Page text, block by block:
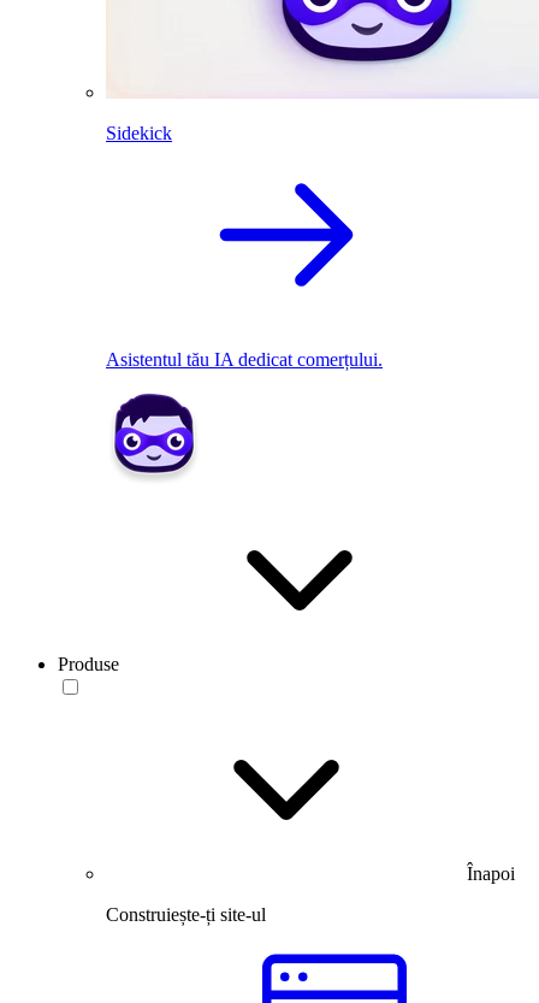
Sidekick
Asistentul tău IA dedicat comerțului.
Produse
Înapoi
Construiește-ți site-ul